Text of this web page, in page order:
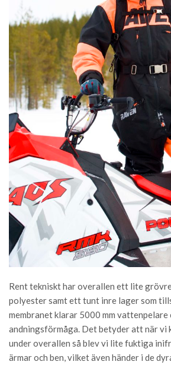
Rent tekniskt har overallen ett lite
polyester samt ett tunt inre lager som
membranet klarar 5000 mm vattenpelare
andningsförmåga. Det betyder att när
under overallen så blev vi lite fuktiga
ärmar och ben, vilket även händer i de